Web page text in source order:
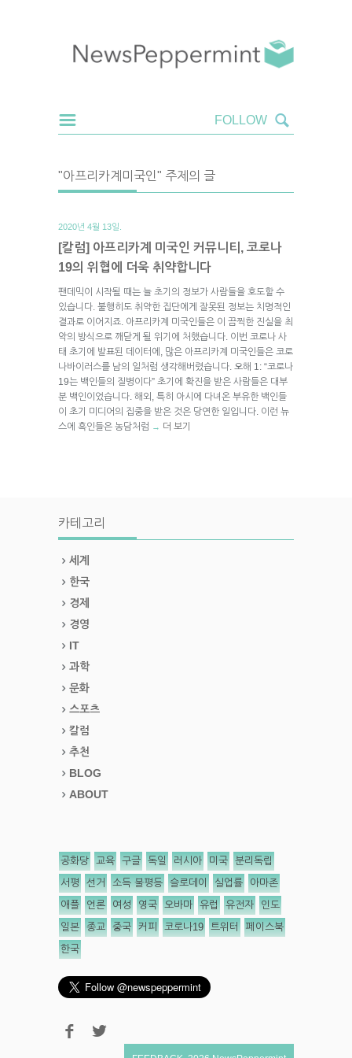
"아프리카계미국인" 주제의 글
2020년 4월 13일.
[칼럼] 아프리카계 미국인 커뮤니티, 코로나
19의 위협에 더욱 취약합니다
팬데믹이 시작될 때는 늘 초기의 정보가 사람들을 호도할 수
있습니다. 불행히도 취약한 집단에게 잘못된 정보는 치명적인
결과로 이어지죠. 아프리카계 미국인들은 이 끔찍한 진실을 최
악의 방식으로 깨닫게 될 위기에 처했습니다. 이번 코로나 사
태 초기에 발표된 데이터에, 많은 아프리카계 미국인들은 코로
나바이러스를 남의 일처럼 생각해버렸습니다. 오해 1: “코로나
19는 백인들의 질병이다” 초기에 확진을 받은 사람들은 대부
분 백인이었습니다. 해외, 특히 아시에 다녀온 부유한 백인들
이 초기 미디어의 집중을 받은 것은 당연한 일입니다. 이런 뉴
스에 흑인들은 농담처럼 → 더 보기
카테고리
세계
한국
경제
경영
IT
과학
문화
스포츠
칼럼
추천
BLOG
ABOUT
공화당 교육 구글 독일 러시아 미국 분리독립
서평 선거 소득 불평등 슬로데이 실업률 아마존
애플 언론 여성 영국 오바마 유럽 유전자 인도
일본 종교 중국 커피 코로나19 트위터 페이스북
한국